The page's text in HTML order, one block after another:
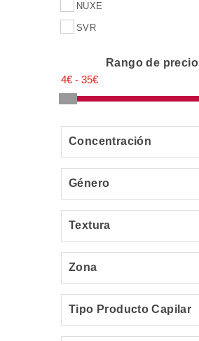
NUXE
SVR
Rango de precio
Concentración
Género
Textura
Zona
Tipo Producto Capilar